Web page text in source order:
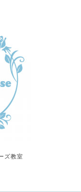
ズ教室